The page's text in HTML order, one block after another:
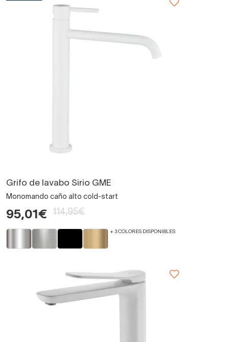
Grifo de lavabo Sirio GME
Monomando caño alto cold-start
95,01€ 114,95€
+ 3 COLORES DISPONIBLES